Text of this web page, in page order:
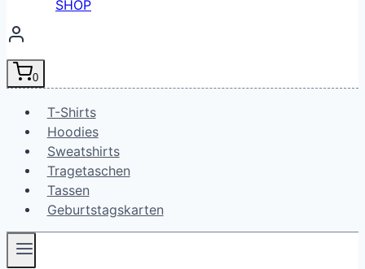
SHOP
0
T-Shirts
Hoodies
Sweatshirts
Tragetaschen
Tassen
Geburtstagskarten